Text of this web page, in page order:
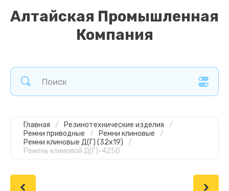
Алтайская Промышленная
Компания
Главная / Резинотехнические изделия
/
Ремни приводные
/ Ремни клиновые
/
Ремни клиновые Д(Г) (32х19)
/
Ремень клиновой Д(Г)-4250